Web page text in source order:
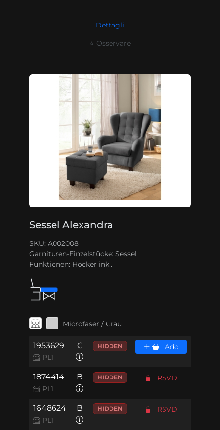
Dettagli
⭐ Osservare
Sessel Alexandra
SKU: A002008
Garnituren-Einzelstücke: Sessel
Funktionen: Hocker inkl.
Microfaser / Grau
1953629
PL1
C HIDDEN Add
1874414
PL1
B HIDDEN RSVD
1648624
PL1
B HIDDEN RSVD